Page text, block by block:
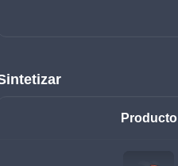
Producto